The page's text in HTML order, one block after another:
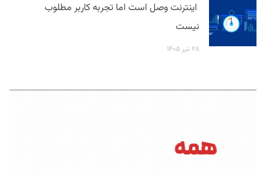
اینترنت وصل است اما تجربه کاربر مطلوب
نیست
۲۸ تیر ۱۴۰۵